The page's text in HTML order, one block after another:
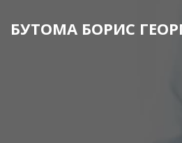
БУТОМА БОРИС